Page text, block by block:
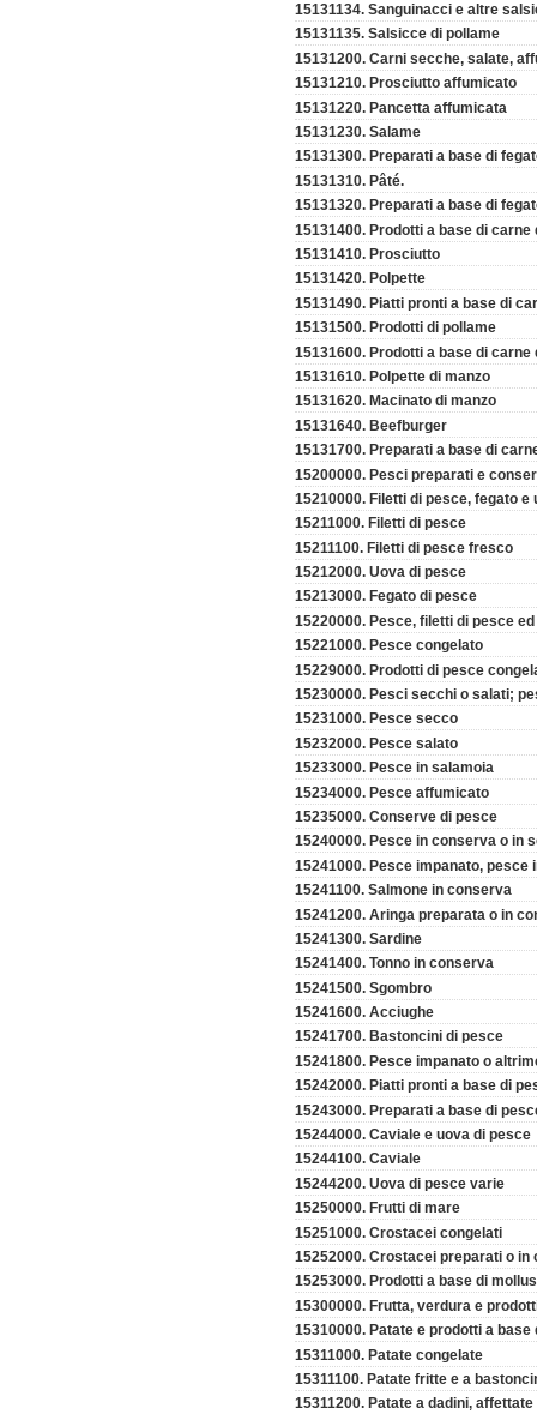
15131134. Sanguinacci e altre
15131135. Salsicce di pollame
15131200. Carni secche, salate,
15131210. Prosciutto affumicato
15131220. Pancetta affumicata
15131230. Salame
15131300. Preparati a base di
15131310. Pâté.
15131320. Preparati a base di
15131400. Prodotti a base di carne
15131410. Prosciutto
15131420. Polpette
15131490. Piatti pronti a base di
15131500. Prodotti di pollame
15131600. Prodotti a base di carne
15131610. Polpette di manzo
15131620. Macinato di manzo
15131640. Beefburger
15131700. Preparati a base di
15200000. Pesci preparati e
15210000. Filetti di pesce, fegato e
15211000. Filetti di pesce
15211100. Filetti di pesce fresco
15212000. Uova di pesce
15213000. Fegato di pesce
15220000. Pesce, filetti di pesce
15221000. Pesce congelato
15229000. Prodotti di pesce
15230000. Pesci secchi o salati;
15231000. Pesce secco
15232000. Pesce salato
15233000. Pesce in salamoia
15234000. Pesce affumicato
15235000. Conserve di pesce
15240000. Pesce in conserva o in
15241000. Pesce impanato, pesce
15241100. Salmone in conserva
15241200. Aringa preparata o in
15241300. Sardine
15241400. Tonno in conserva
15241500. Sgombro
15241600. Acciughe
15241700. Bastoncini di pesce
15241800. Pesce impanato o
15242000. Piatti pronti a base di
15243000. Preparati a base di
15244000. Caviale e uova di pesce
15244100. Caviale
15244200. Uova di pesce varie
15250000. Frutti di mare
15251000. Crostacei congelati
15252000. Crostacei preparati o in
15253000. Prodotti a base di
15300000. Frutta, verdura e
15310000. Patate e prodotti a base
15311000. Patate congelate
15311100. Patate fritte e a
15311200. Patate a dadini,